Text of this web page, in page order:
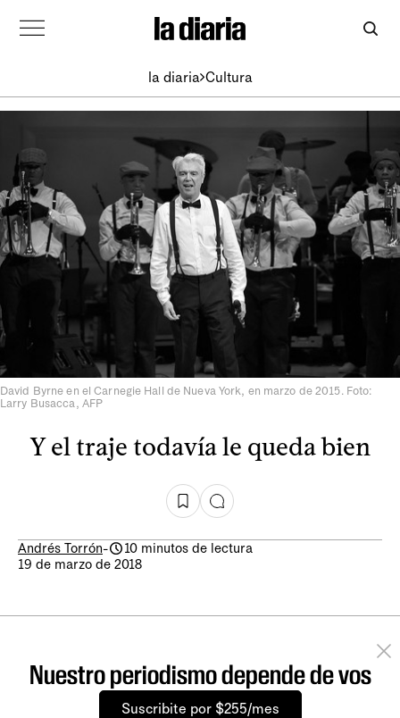
la diaria Cultura
David Byrne en el Carnegie Hall de Nueva York, en marzo de 2015. Foto:
Larry Busacca, AFP
Y el traje todavía le queda bien
Andrés Torrón-
10 minutos de lectura
19 de marzo de 2018
Nuestro periodismo depende de vos
Suscribite por $255/mes